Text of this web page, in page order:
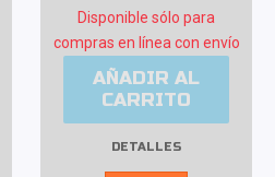
Disponible sólo para
compras en línea con envío
AÑADIR AL
CARRITO
DETALLES